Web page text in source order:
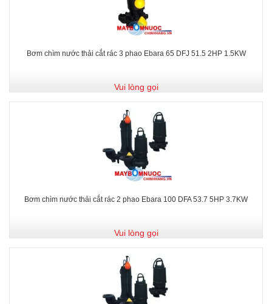
Bơm chìm nước thải cắt rác 3 phao Ebara 65 DFJ 51.5 2HP 1.5KW
Vui lòng gọi
Bơm chìm nước thải cắt rác 2 phao Ebara 100 DFA 53.7 5HP 3.7KW
Vui lòng gọi